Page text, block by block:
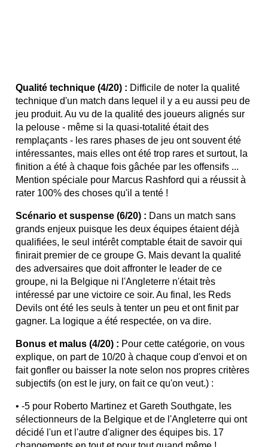
Qualité technique (4/20) : Difficile de noter la qualité
technique d'un match dans lequel il y a eu aussi peu de
jeu produit. Au vu de la qualité des joueurs alignés sur
la pelouse - même si la quasi-totalité était des
remplaçants - les rares phases de jeu ont souvent été
intéressantes, mais elles ont été trop rares et surtout, la
finition a été à chaque fois gâchée par les offensifs ...
Mention spéciale pour Marcus Rashford qui a réussit à
rater 100% des choses qu'il a tenté !
Scénario et suspense (6/20) : Dans un match sans
grands enjeux puisque les deux équipes étaient déjà
qualifiées, le seul intérêt comptable était de savoir qui
finirait premier de ce groupe G. Mais devant la qualité
des adversaires que doit affronter le leader de ce
groupe, ni la Belgique ni l'Angleterre n'était très
intéressé par une victoire ce soir. Au final, les Reds
Devils ont été les seuls à tenter un peu et ont finit par
gagner. La logique a été respectée, on va dire.
Bonus et malus (4/20) : Pour cette catégorie, on vous
explique, on part de 10/20 à chaque coup d'envoi et on
fait gonfler ou baisser la note selon nos propres critères
subjectifs (on est le jury, on fait ce qu'on veut.) :
• -5 pour Roberto Martinez et Gareth Southgate, les
sélectionneurs de la Belgique et de l'Angleterre qui ont
décidé l'un et l'autre d'aligner des équipes bis. 17